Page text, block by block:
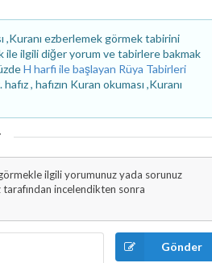
,Kuranı ezberlemek görmek tabirini
ile ilgili diğer yorum ve tabirlere bakmak
H harfi ile başlayan Rüya Tabirleri
, hafızın Kuran okuması ,Kuranı
ilgili yorumunuz yada sorunuz
incelendikten sonra
Gönder